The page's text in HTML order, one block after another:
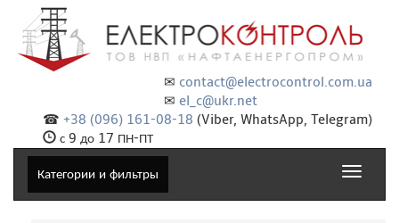
✉ contact@electrocontrol.com.ua
✉ el_c@ukr.net
☎ +38 (096) 161-08-18 (Viber, WhatsApp, Telegram)
с 9 до 17 ПН-ПТ
Категории и фильтры
Toggle